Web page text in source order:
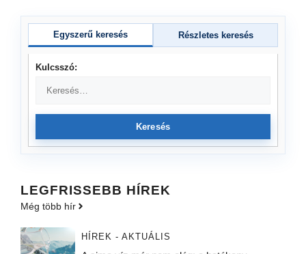
Egyszerű keresés Részletes keresés
Kulcsszó:
Keresés
LEGFRISSEBB HÍREK
Még több hír
HÍREK - AKTUÁLIS